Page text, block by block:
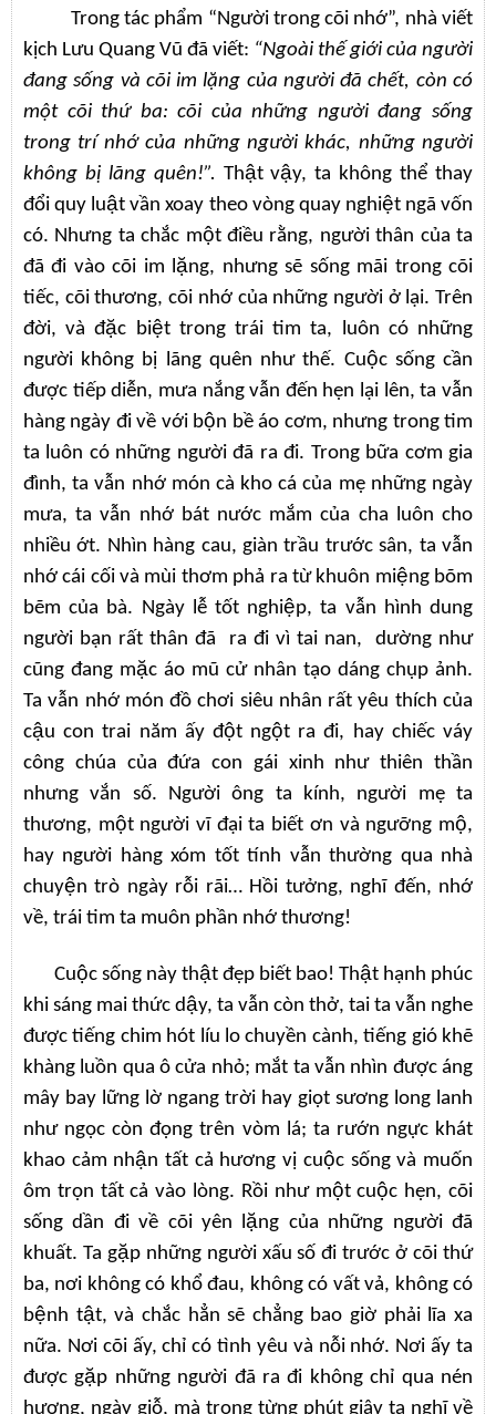
Trong tác phẩm “Người trong cõi nhớ”, nhà viết
kịch Lưu Quang Vũ đã viết: “Ngoài thế giới của người
đang sống và cõi im lặng của người đã chết, còn có
một cõi thứ ba: cõi của những người đang sống
trong trí nhớ của những người khác, những người
không bị lãng quên!”. Thật vậy, ta không thể thay
đổi quy luật vần xoay theo vòng quay nghiệt ngã vốn
có. Nhưng ta chắc một điều rằng, người thân của ta
đã đi vào cõi im lặng, nhưng sẽ sống mãi trong cõi
tiếc, cõi thương, cõi nhớ của những người ở lại. Trên
đời, và đặc biệt trong trái tim ta, luôn có những
người không bị lãng quên như thế. Cuộc sống cần
được tiếp diễn, mưa nắng vẫn đến hẹn lại lên, ta vẫn
hàng ngày đi về với bộn bề áo cơm, nhưng trong tim
ta luôn có những người đã ra đi. Trong bữa cơm gia
đình, ta vẫn nhớ món cà kho cá của mẹ những ngày
mưa, ta vẫn nhớ bát nước mắm của cha luôn cho
nhiều ớt. Nhìn hàng cau, giàn trầu trước sân, ta vẫn
nhớ cái cối và mùi thơm phả ra từ khuôn miệng bõm
bẽm của bà. Ngày lễ tốt nghiệp, ta vẫn hình dung
người bạn rất thân đã ra đi vì tai nan, dường như
cũng đang mặc áo mũ cử nhân tạo dáng chụp ảnh.
Ta vẫn nhớ món đồ chơi siêu nhân rất yêu thích của
cậu con trai năm ấy đột ngột ra đi, hay chiếc váy
công chúa của đứa con gái xinh như thiên thần
nhưng vắn số. Người ông ta kính, người mẹ ta
thương, một người vĩ đại ta biết ơn và ngưỡng mộ,
hay người hàng xóm tốt tính vẫn thường qua nhà
chuyện trò ngày rỗi rãi… Hồi tưởng, nghĩ đến, nhớ
về, trái tim ta muôn phần nhớ thương!
Cuộc sống này thật đẹp biết bao! Thật hạnh phúc
khi sáng mai thức dậy, ta vẫn còn thở, tai ta vẫn nghe
được tiếng chim hót líu lo chuyền cành, tiếng gió khẽ
khàng luồn qua ô cửa nhỏ; mắt ta vẫn nhìn được áng
mây bay lững lờ ngang trời hay giọt sương long lanh
như ngọc còn đọng trên vòm lá; ta rướn ngực khát
khao cảm nhận tất cả hương vị cuộc sống và muốn
ôm trọn tất cả vào lòng. Rồi như một cuộc hẹn, cõi
sống dần đi về cõi yên lặng của những người đã
khuất. Ta gặp những người xấu số đi trước ở cõi thứ
ba, nơi không có khổ đau, không có vất vả, không có
bệnh tật, và chắc hẳn sẽ chẳng bao giờ phải lĩa xa
nữa. Nơi cõi ấy, chỉ có tình yêu và nỗi nhớ. Nơi ấy ta
được gặp những người đã ra đi không chỉ qua nén
hương, ngày giỗ, mà trong từng phút giây ta nghĩ về